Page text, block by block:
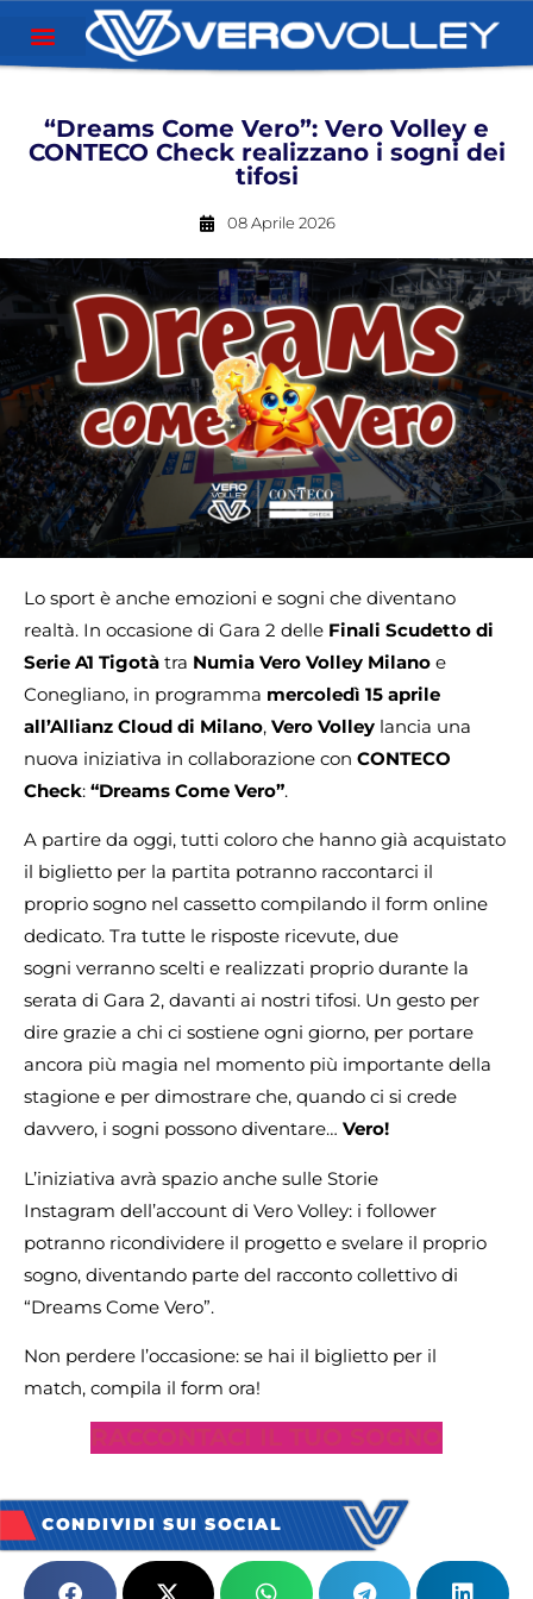
“Dreams Come Vero”: Vero Volley e
CONTECO Check realizzano i sogni dei
tifosi
08 Aprile 2026
Lo sport è anche emozioni e sogni che diventano
realtà. In occasione di Gara 2 delle Finali Scudetto di
Serie A1 Tigotà tra Numia Vero Volley Milano e
Conegliano, in programma mercoledì 15 aprile
all’Allianz Cloud di Milano, Vero Volley lancia una
nuova iniziativa in collaborazione con CONTECO
Check: “Dreams Come Vero”.
A partire da oggi, tutti coloro che hanno già acquistato
il biglietto per la partita potranno raccontarci il
proprio sogno nel cassetto compilando il form online
dedicato. Tra tutte le risposte ricevute, due
sogni verranno scelti e realizzati proprio durante la
serata di Gara 2, davanti ai nostri tifosi. Un gesto per
dire grazie a chi ci sostiene ogni giorno, per portare
ancora più magia nel momento più importante della
stagione e per dimostrare che, quando ci si crede
davvero, i sogni possono diventare… Vero!
L’iniziativa avrà spazio anche sulle Storie
Instagram dell’account di Vero Volley: i follower
potranno ricondividere il progetto e svelare il proprio
sogno, diventando parte del racconto collettivo di
“Dreams Come Vero”.
Non perdere l’occasione: se hai il biglietto per il
match, compila il form ora!
CONDIVIDI SUI SOCIAL